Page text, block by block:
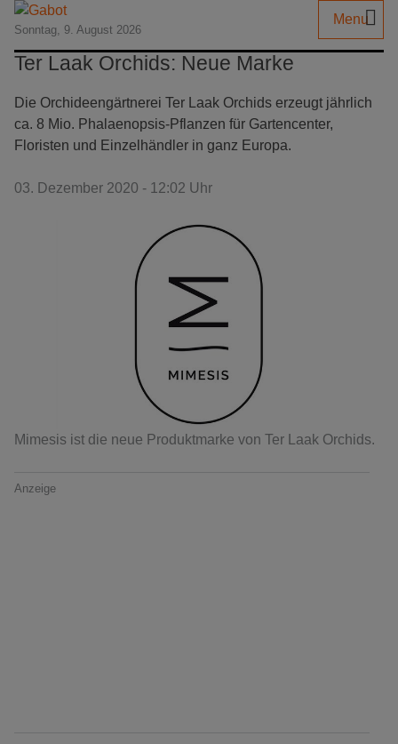
Sonntag, 9. August 2026
Menu
Ter Laak Orchids: Neue Marke
Die Orchideengärtnerei Ter Laak Orchids erzeugt jährlich
ca. 8 Mio. Phalaenopsis-Pflanzen für Gartencenter,
Floristen und Einzelhändler in ganz Europa.
03. Dezember 2020 - 12:02 Uhr
Mimesis ist die neue Produktmarke von Ter Laak Orchids.
Anzeige